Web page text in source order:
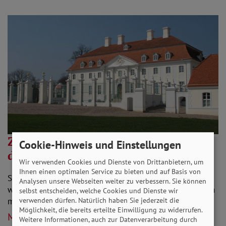
Zur Kabinettsklausur: SoVD fordert
drittes Entlastungspaket
SoVD veröffentlicht 12-Punkte-Plan mit schnell
wirksamen Konzepten gegen Preisschocks für Menschen
mit wenig Einkommen.
Mehr lesen
Cookie-Hinweis und Einstellungen
Wir verwenden Cookies und Dienste von Drittanbietern, um
Ihnen einen optimalen Service zu bieten und auf Basis von
Analysen unsere Webseiten weiter zu verbessern. Sie können
selbst entscheiden, welche Cookies und Dienste wir
verwenden dürfen. Natürlich haben Sie jederzeit die
Möglichkeit, die bereits erteilte Einwilligung zu widerrufen.
Weitere Informationen, auch zur Datenverarbeitung durch